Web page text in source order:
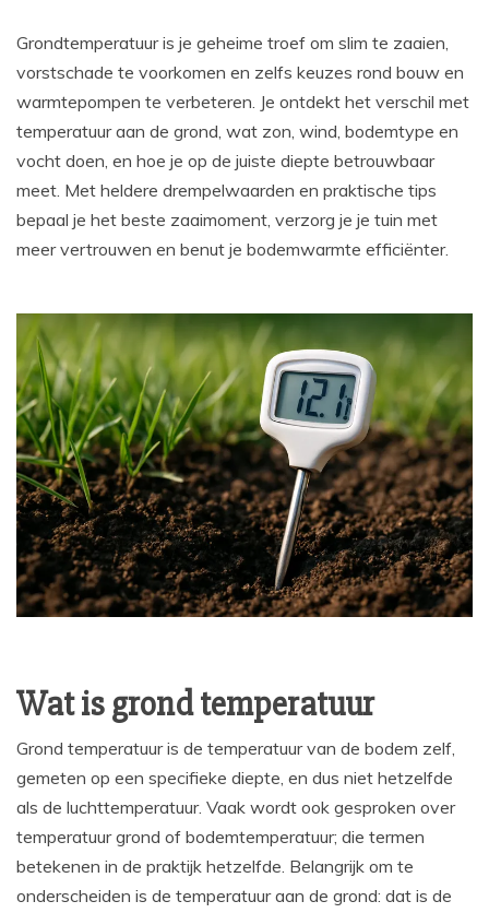
Grondtemperatuur is je geheime troef om slim te zaaien,
vorstschade te voorkomen en zelfs keuzes rond bouw en
warmtepompen te verbeteren. Je ontdekt het verschil met
temperatuur aan de grond, wat zon, wind, bodemtype en
vocht doen, en hoe je op de juiste diepte betrouwbaar
meet. Met heldere drempelwaarden en praktische tips
bepaal je het beste zaaimoment, verzorg je je tuin met
meer vertrouwen en benut je bodemwarmte efficiënter.
Wat is grond temperatuur
Grond temperatuur is de temperatuur van de bodem zelf,
gemeten op een specifieke diepte, en dus niet hetzelfde
als de luchttemperatuur. Vaak wordt ook gesproken over
temperatuur grond of bodemtemperatuur; die termen
betekenen in de praktijk hetzelfde. Belangrijk om te
onderscheiden is de temperatuur aan de grond: dat is de